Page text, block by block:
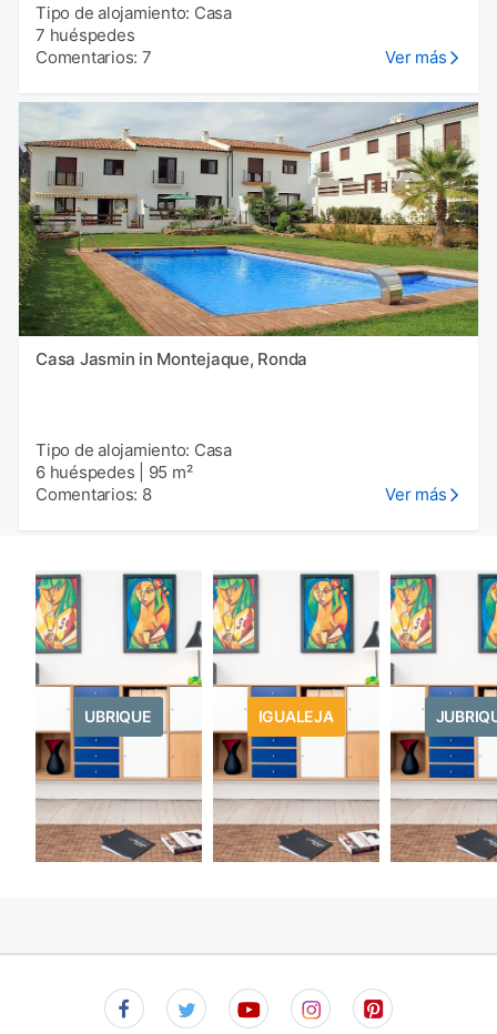
Tipo de alojamiento: Casa
7 huéspedes
Comentarios: 7
Ver más
Casa Jasmin in Montejaque, Ronda
Tipo de alojamiento: Casa
6 huéspedes
95 m²
Comentarios: 8
Ver más
UBRIQUE IGUALEJA